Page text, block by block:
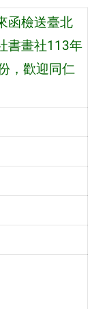
函檢送臺北
書畫社113年
，歡迎同仁